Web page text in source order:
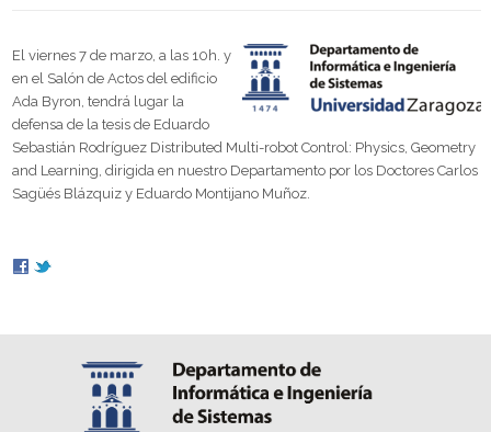
El viernes 7 de marzo, a las 10h. y
en el Salón de Actos del edificio
Ada Byron, tendrá lugar la
defensa de la tesis de Eduardo
Sebastián Rodríguez Distributed Multi-robot Control: Physics, Geometry
and Learning, dirigida en nuestro Departamento por los Doctores Carlos
Sagüés Blázquiz y Eduardo Montijano Muñoz.